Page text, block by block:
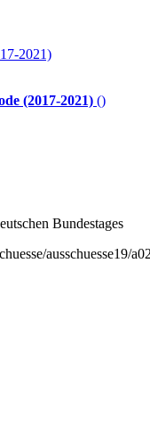
2021)
(2017-2021) ()
Bundestages
ausschuesse19/